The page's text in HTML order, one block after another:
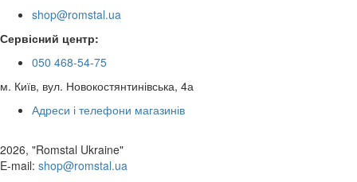
shop@romstal.ua
Сервісний центр:
050 468-54-75
м. Київ, вул. Новокостянтинівська, 4а
Адреси і телефони магазинів
2026, "Romstal Ukraine"
​E-mail: shop@romstal.ua